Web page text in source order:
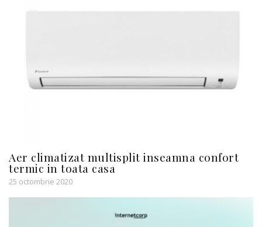
Aer climatizat multisplit inseamna confort
termic in toata casa
25 octombrie 2020